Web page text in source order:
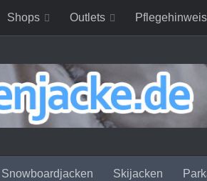
Shops Outlets
Snowboardjacken Skijacken